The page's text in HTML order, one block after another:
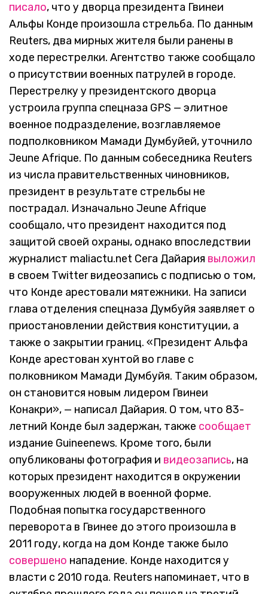
писало, что у дворца президента Гвинеи
Альфы Конде произошла стрельба. По данным
Reuters, два мирных жителя были ранены в
ходе перестрелки. Агентство также сообщало
о присутствии военных патрулей в городе.
Перестрелку у президентского дворца
устроила группа спецназа GPS — элитное
военное подразделение, возглавляемое
подполковником Мамади Думбуйей, уточнило
Jeune Afrique. По данным собеседника Reuters
из числа правительственных чиновников,
президент в результате стрельбы не
пострадал. Изначально Jeune Afrique
сообщало, что президент находится под
защитой своей охраны, однако впоследствии
журналист maliactu.net Сега Дайария выложил
в своем Twitter видеозапись с подписью о том,
что Конде арестовали мятежники. На записи
глава отделения спецназа Думбуйя заявляет о
приостановлении действия конституции, а
также о закрытии границ. «‎Президент Альфа
Конде арестован хунтой во главе с
полковником Мамади Думбуйя. Таким образом,
он становится новым лидером Гвинеи
Конакри», — написал Дайария. О том, что 83-
летний Конде был задержан, также сообщает
издание Guineenews. Кроме того, были
опубликованы фотография и видеозапись, на
которых президент находится в окружении
вооруженных людей в военной форме.
Подобная попытка государственного
переворота в Гвинее до этого произошла в
2011 году, когда на дом Конде также было
совершено нападение. Конде находится у
власти с 2010 года. Reuters напоминает, что в